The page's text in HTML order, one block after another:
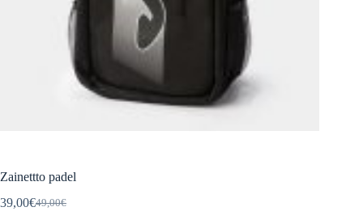
Zainettto padel
49,00€
Il
39,00€Il